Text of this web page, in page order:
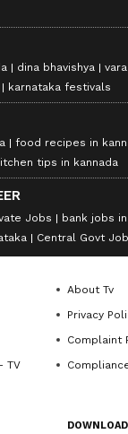
dina bhavishya
karnataka festivals
food recipes in
tips in kannada
Jobs
bank jobs
Central Govt
About Tv
Privacy
Complaint
TV